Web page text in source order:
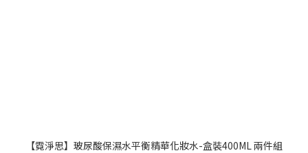
【霓淨思】玻尿酸保濕水平衡精華化妝水-盒裝400ML 兩件組